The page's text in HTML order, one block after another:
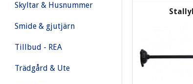
Skyltar & Husnummer
Smide & gjutjärn
Tillbud - REA
Trädgård & Ute